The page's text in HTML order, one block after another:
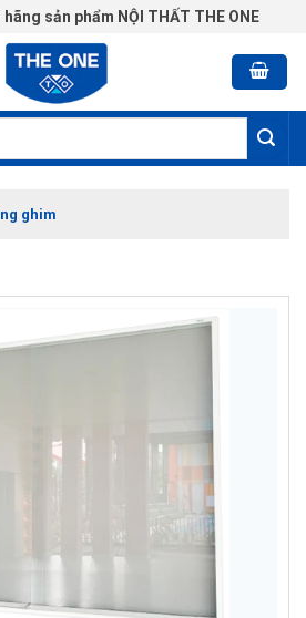
sản phẩm NỘI THẤT THE ONE
ghim